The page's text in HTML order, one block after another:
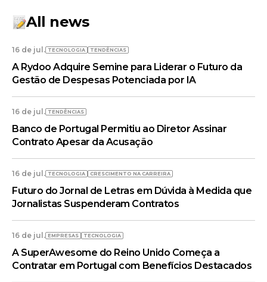
All news
16 de jul. TECNOLOGIA TENDÊNCIAS
A Rydoo Adquire Semine para Liderar o Futuro da
Gestão de Despesas Potenciada por IA
16 de jul. TENDÊNCIAS
Banco de Portugal Permitiu ao Diretor Assinar
Contrato Apesar da Acusação
16 de jul. TECNOLOGIA CRESCIMENTO NA CARREIRA
Futuro do Jornal de Letras em Dúvida à Medida que
Jornalistas Suspenderam Contratos
16 de jul. EMPRESAS TECNOLOGIA
A SuperAwesome do Reino Unido Começa a
Contratar em Portugal com Benefícios Destacados